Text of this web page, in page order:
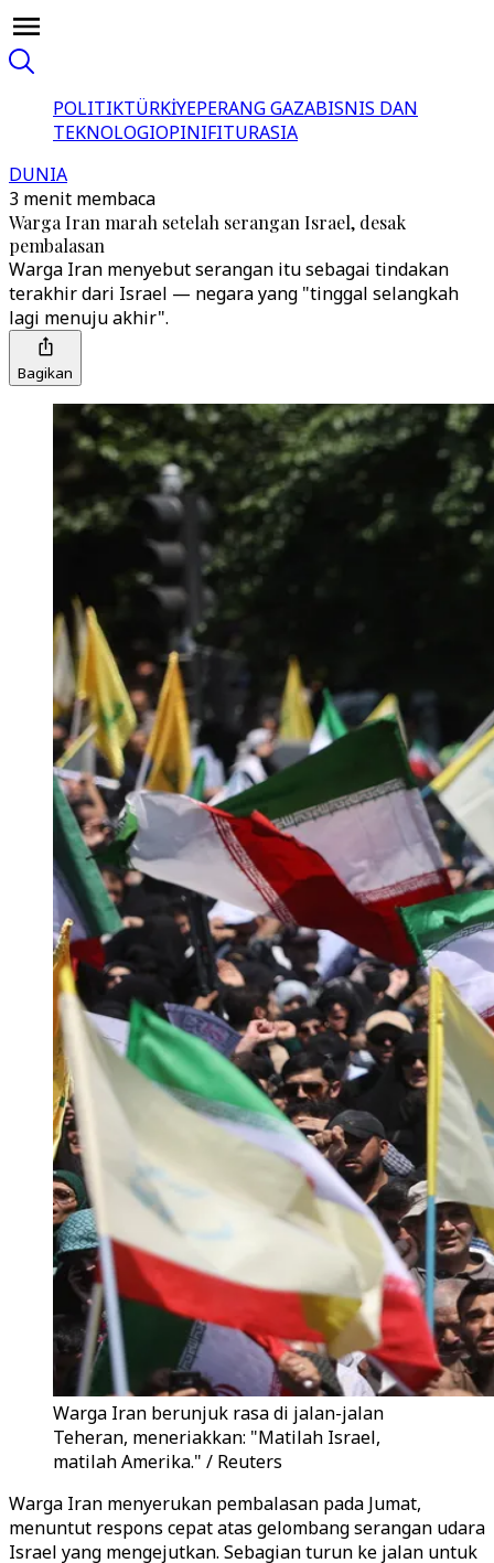
POLITIKTÜRKİYEPERANG GAZABISNIS DAN
TEKNOLOGIOPINIFITURASIA
DUNIA
3 menit membaca
Warga Iran marah setelah serangan Israel, desak
pembalasan
Warga Iran menyebut serangan itu sebagai tindakan
terakhir dari Israel — negara yang "tinggal selangkah
lagi menuju akhir".
Bagikan
Warga Iran berunjuk rasa di jalan-jalan
Teheran, meneriakkan: "Matilah Israel,
matilah Amerika." / Reuters
Warga Iran menyerukan pembalasan pada Jumat,
menuntut respons cepat atas gelombang serangan udara
Israel yang mengejutkan. Sebagian turun ke jalan untuk